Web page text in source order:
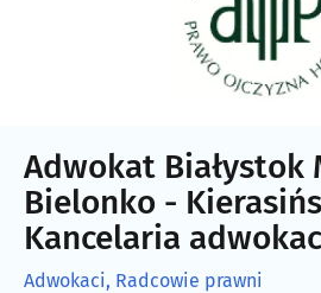
Adwokat Białystok
Bielonko -
Kancelaria
Adwokaci, Radcowie prawni